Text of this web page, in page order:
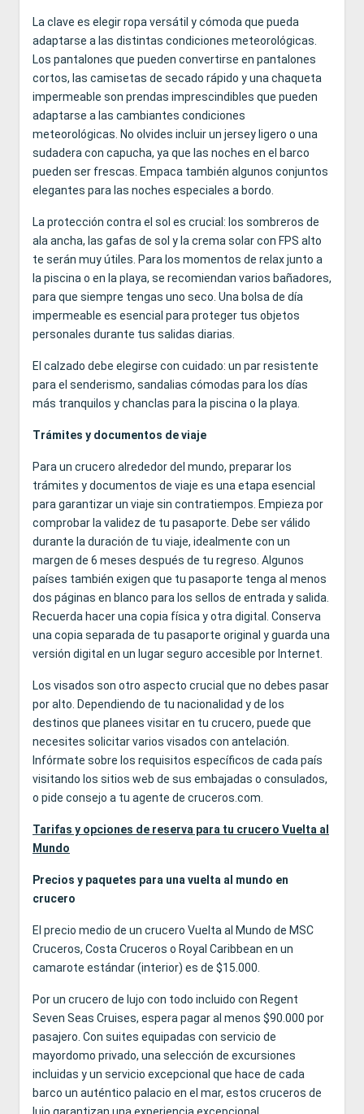
La clave es elegir ropa versátil y cómoda que pueda
adaptarse a las distintas condiciones meteorológicas.
Los pantalones que pueden convertirse en pantalones
cortos, las camisetas de secado rápido y una chaqueta
impermeable son prendas imprescindibles que pueden
adaptarse a las cambiantes condiciones
meteorológicas. No olvides incluir un jersey ligero o una
sudadera con capucha, ya que las noches en el barco
pueden ser frescas. Empaca también algunos conjuntos
elegantes para las noches especiales a bordo.
La protección contra el sol es crucial: los sombreros de
ala ancha, las gafas de sol y la crema solar con FPS alto
te serán muy útiles. Para los momentos de relax junto a
la piscina o en la playa, se recomiendan varios bañadores,
para que siempre tengas uno seco. Una bolsa de día
impermeable es esencial para proteger tus objetos
personales durante tus salidas diarias.
El calzado debe elegirse con cuidado: un par resistente
para el senderismo, sandalias cómodas para los días
más tranquilos y chanclas para la piscina o la playa.
Trámites y documentos de viaje
Para un crucero alrededor del mundo, preparar los
trámites y documentos de viaje es una etapa esencial
para garantizar un viaje sin contratiempos. Empieza por
comprobar la validez de tu pasaporte. Debe ser válido
durante la duración de tu viaje, idealmente con un
margen de 6 meses después de tu regreso. Algunos
países también exigen que tu pasaporte tenga al menos
dos páginas en blanco para los sellos de entrada y salida.
Recuerda hacer una copia física y otra digital. Conserva
una copia separada de tu pasaporte original y guarda una
versión digital en un lugar seguro accesible por Internet.
Los visados son otro aspecto crucial que no debes pasar
por alto. Dependiendo de tu nacionalidad y de los
destinos que planees visitar en tu crucero, puede que
necesites solicitar varios visados con antelación.
Infórmate sobre los requisitos específicos de cada país
visitando los sitios web de sus embajadas o consulados,
o pide consejo a tu agente de cruceros.com.
Tarifas y opciones de reserva para tu crucero Vuelta al
Mundo
Precios y paquetes para una vuelta al mundo en
crucero
El precio medio de un crucero Vuelta al Mundo de MSC
Cruceros, Costa Cruceros o Royal Caribbean en un
camarote estándar (interior) es de $15.000.
Por un crucero de lujo con todo incluido con Regent
Seven Seas Cruises, espera pagar al menos $90.000 por
pasajero. Con suites equipadas con servicio de
mayordomo privado, una selección de excursiones
incluidas y un servicio excepcional que hace de cada
barco un auténtico palacio en el mar, estos cruceros de